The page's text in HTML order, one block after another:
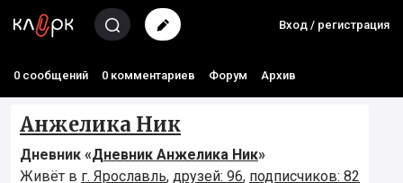
Вход / регистрация
0 сообщений 0 комментариев Форум Архив
Анжелика Ник
Дневник «Дневник Анжелика Ник»
Живёт в г. Ярославль, друзей: 96, подписчиков: 82